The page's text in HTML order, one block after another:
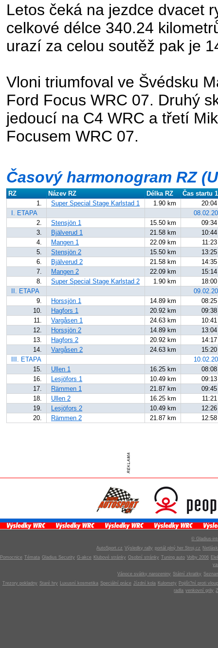
Letos čeká na jezdce dvacet
celkové délce 340.24
urazí za celou soutěž pak je
Vloni triumfoval ve Švédsku
Ford Focus WRC 07. Druhý
jedoucí na C4 WRC a třetí
Focusem WRC 07.
Časový harmonogram RZ
RZ Název RZ Délka RZ
Čas startu
1.
Super Special Stage Karlstad 1 1.90 km
20:04
I. ETAPA
2.
Stensjön 1 15.50 km
09:34
3.
Bjälverud 1 21.58 km
10:44
4.
Mangen 1 22.09 km
11:23
5.
Stensjön 2 15.50 km
13:25
6.
Bjälverud 2 21.58 km
14:35
7.
Mangen 2 22.09 km
15:14
8.
Super Special Stage Karlstad 2 1.90 km
18:00
II. ETAPA
9.
Horssjön 1 14.89 km
08:25
10.
Hagfors 1 20.92 km
09:38
11.
Vargåsen 1 24.63 km
10:41
12.
Horssjön 2 14.89 km
13:04
13.
Hagfors 2 20.92 km
14:17
14.
Vargåsen 2 24.63 km
15:20
III. ETAPA
15.
Ullen 1 16.25 km
08:08
16.
Lesjöfors 1 10.49 km
09:13
17.
Rämmen 1 21.87 km
09:45
18.
Ullen 2 16.25 km
11:21
19.
Lesjöfors 2 10.49 km
12:26
20.
Rämmen 2 21.87 km 12:58
© Gladius-
AutoSport.cz Výsledky rally portál plný her Stroj.cz
Pomocnice Témata Gladius Security G-akce Klubové stránky Osobní stránky Tuning auto Volby 2006
Vánoce svátky narozeniny Státní zkratky
Trezory pokladny Staré hry Luxusní kosmetika Speciální práce Jízdní kola Kulomety
Pojišt?ní proti
radla venkovní grily